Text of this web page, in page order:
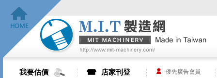
我要估價 店家刊登 優先廣告會員